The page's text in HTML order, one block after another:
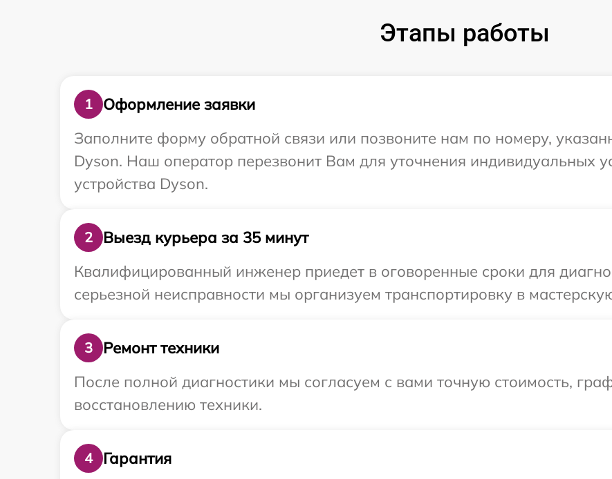
Этапы работы
1
Оформление заявки
Заполните форму обратной связи или позвоните нам по номеру,
Dyson. Наш оператор перезвонит Вам для уточнения индивидуальных
устройства Dyson.
2
Выезд курьера за 35 минут
Квалифицированный инженер приедет в оговоренные сроки для
серьезной неисправности мы организуем транспортировку в
3
Ремонт техники
После полной диагностики мы согласуем с вами точную стоимость,
восстановлению техники.
4
Гарантия